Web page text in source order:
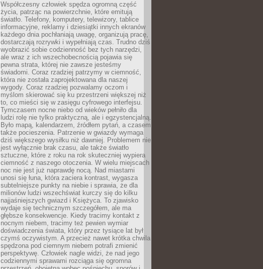
Współczesny człowiek spędza ogromną część
życia, patrząc na powierzchnie, które emitują
światło. Telefony, komputery, telewizory, tablice
informacyjne, reklamy i dziesiątki innych ekranów
każdego dnia pochłaniają uwagę, organizują pracę,
dostarczają rozrywki i wypełniają czas. Trudno dziś
wyobrazić sobie codzienność bez tych narzędzi,
ale wraz z ich wszechobecnością pojawia się
pewna strata, której nie zawsze jesteśmy
świadomi. Coraz rzadziej patrzymy w ciemność,
która nie została zaprojektowana dla naszej
wygody. Coraz rzadziej pozwalamy oczom i
myślom skierować się ku przestrzeni większej niż
to, co mieści się w zasięgu cyfrowego interfejsu.
Tymczasem nocne niebo od wieków pełniło dla
ludzi rolę nie tylko praktyczną, ale i egzystencjalną.
Było mapą, kalendarzem, źródłem pytań, a czasem
także pocieszenia. Patrzenie w gwiazdy wymaga
dziś większego wysiłku niż dawniej. Problemem nie
jest wyłącznie brak czasu, ale także światło
sztuczne, które z roku na rok skuteczniej wypiera
ciemność z naszego otoczenia. W wielu miejscach
noc nie jest już naprawdę nocą. Nad miastami
unosi się łuna, która zaciera kontrast, wygasza
subtelniejsze punkty na niebie i sprawia, że dla
milionów ludzi wszechświat kurczy się do kilku
najjaśniejszych gwiazd i Księżyca. To zjawisko
wydaje się technicznym szczegółem, ale ma
głębsze konsekwencje. Kiedy tracimy kontakt z
nocnym niebem, tracimy też pewien wymiar
doświadczenia świata, który przez tysiące lat był
czymś oczywistym. A przecież nawet krótka chwila
spędzona pod ciemnym niebem potrafi zmienić
perspektywę. Człowiek nagle widzi, że nad jego
codziennymi sprawami rozciąga się ogromna